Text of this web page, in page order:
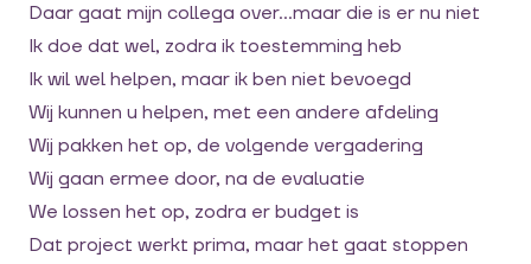
Daar gaat mijn collega over…maar die is er nu niet
Ik doe dat wel, zodra ik toestemming heb
Ik wil wel helpen, maar ik ben niet bevoegd
Wij kunnen u helpen, met een andere afdeling
Wij pakken het op, de volgende vergadering
Wij gaan ermee door, na de evaluatie
We lossen het op, zodra er budget is
Dat project werkt prima, maar het gaat stoppen